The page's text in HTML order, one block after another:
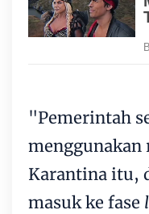
"Pemerintah
menggunakan
Karantina itu,
masuk ke fase